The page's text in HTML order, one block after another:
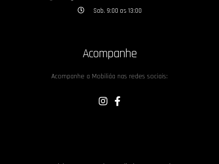
Sab. 9:00 as 13:00
Acompanhe
Acompanhe a Mobiliáa nas redes sociais: